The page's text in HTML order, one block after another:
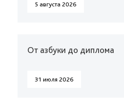
5 августа 2026
От азбуки до диплома
31 июля 2026